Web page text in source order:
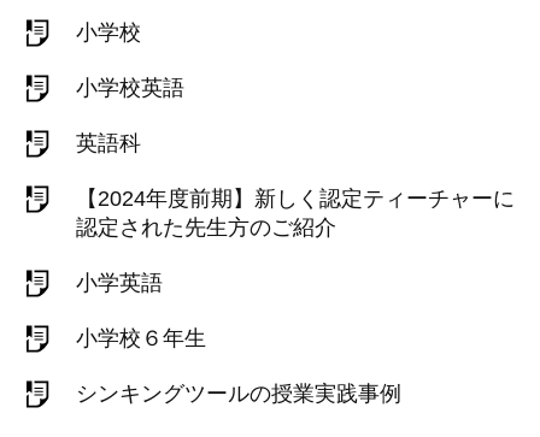
小学校
小学校英語
英語科
【2024年度前期】新しく認定ティーチャーに
認定された先生方のご紹介
小学英語
小学校６年生
シンキングツールの授業実践事例